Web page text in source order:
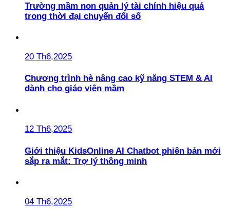
Trường mầm non quản lý tài chính hiệu quả
trong thời đại chuyển đổi số
20 Th6,2025
Chương trình hè nâng cao kỹ năng STEM & AI
dành cho giáo viên mầm
12 Th6,2025
Giới thiệu KidsOnline AI Chatbot phiên bản mới
sắp ra mắt: Trợ lý thông minh
04 Th6,2025